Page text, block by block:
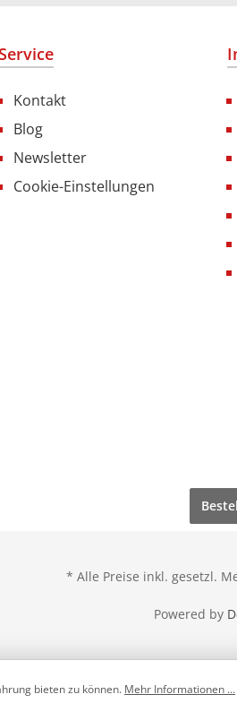
Kontakt
Blog
Newsletter
Cookie-Einstellungen
* Alle Preise inkl. gesetzl.
Powered by
bieten zu können. Mehr Informationen ...